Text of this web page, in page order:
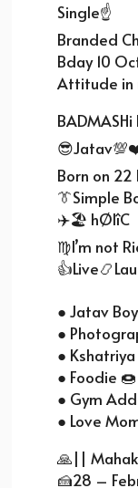
Single☝️
Branded
Bday 10
Attitude in
Born on 22
👔Simple
✈️🏖️ hØlîC
♍I’m not
● Jatav Boy
●
●
● Foodie 🍩
● Gym
● Love
🙏||
🍰28 –